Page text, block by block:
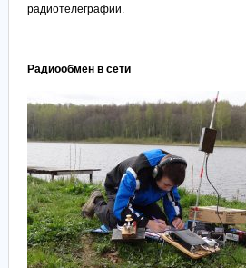
радиотелеграфии.
Радиообмен в сети